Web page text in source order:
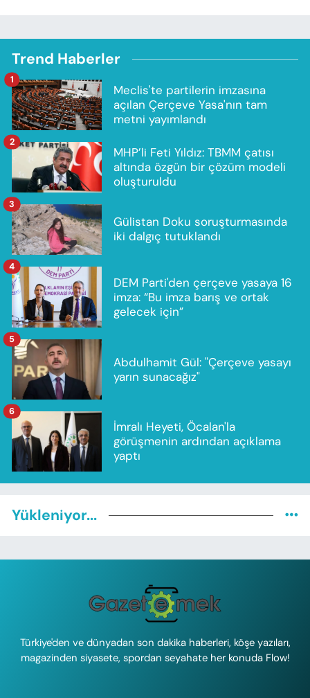
Trend Haberler
Meclis'te partilerin imzasına
açılan Çerçeve Yasa'nın tam
metni yayımlandı
1
MHP’li Feti Yıldız: TBMM çatısı
altında özgün bir çözüm modeli
oluşturuldu
2
Gülistan Doku soruşturmasında
iki dalgıç tutuklandı
3
DEM Parti'den çerçeve yasaya 16
imza: “Bu imza barış ve ortak
gelecek için”
4
Abdulhamit Gül: "Çerçeve yasayı
yarın sunacağız"
5
İmralı Heyeti, Öcalan'la
görüşmenin ardından açıklama
yaptı
6
Yükleniyor...
Türkiye'den ve dünyadan son dakika haberleri, köşe yazıları,
magazinden siyasete, spordan seyahate her konuda Flow!